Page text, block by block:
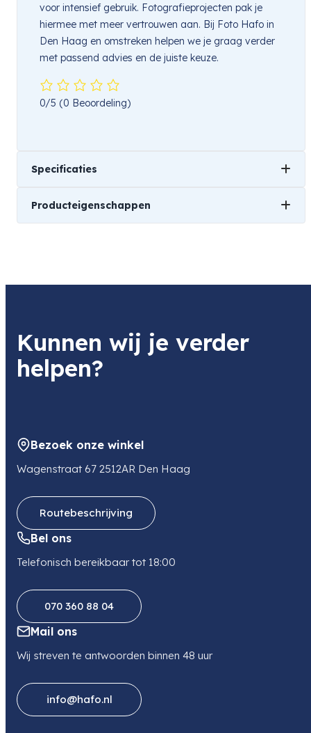
voor intensief gebruik. Fotografieprojecten pak je
hiermee met meer vertrouwen aan. Bij Foto Hafo in
Den Haag en omstreken helpen we je graag verder
met passend advies en de juiste keuze.
0/5 (0 Beoordeling)
Specificaties
Gewicht
Producteigenschappen
Sony
Set
Kunnen wij je verder
helpen?
Bezoek onze winkel
Wagenstraat 67 2512AR Den Haag
Routebeschrijving
Bel ons
Telefonisch bereikbaar tot 18:00
070 360 88 04
Mail ons
Wij streven te antwoorden binnen 48 uur
info@hafo.nl